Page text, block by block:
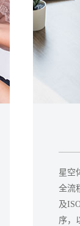
星空
全流
及
序，